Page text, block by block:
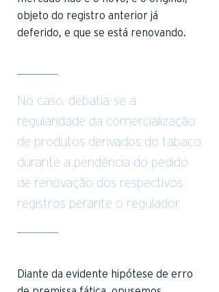
objeto do registro anterior já
deferido, e que se está renovando.
No caso, debatia-se a
regularidade da comercialização
de produtos derivados do tabaco
durante a pendência do pedido
de renovação dos respectivos
registros perante o regulador.
Diante da evidente hipótese de erro